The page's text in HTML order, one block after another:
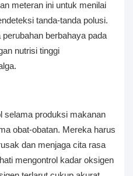
meteran ini untuk menilai
tanda-tanda polusi.
berbahaya pada
nutrisi tinggi
selama produksi makanan
obat-obatan. Mereka harus
dan menjaga cita rasa
mengontrol kadar oksigen